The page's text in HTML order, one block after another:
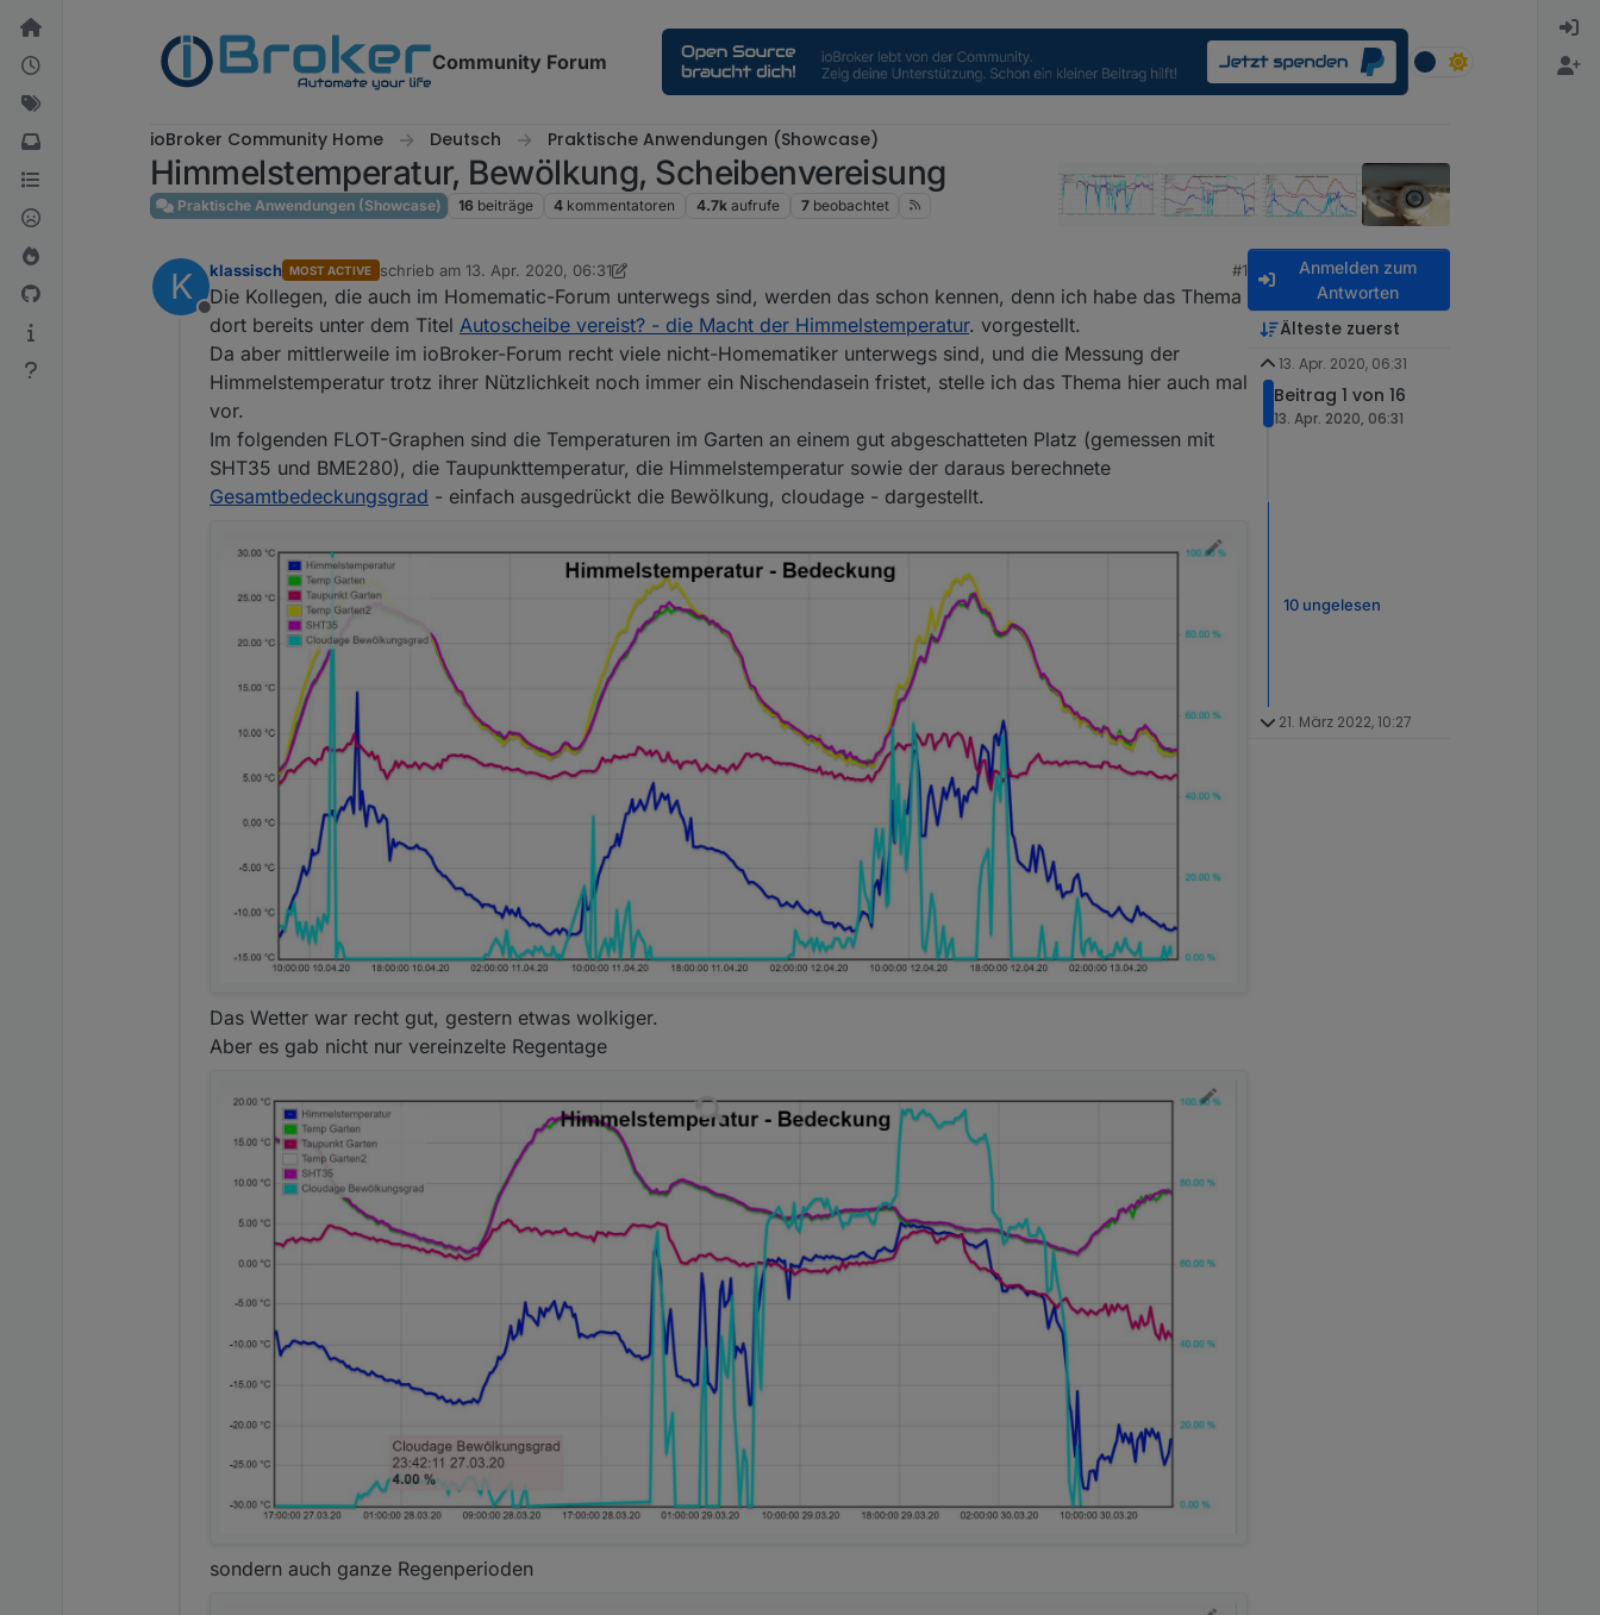
Weiter zum Inhalt
Community Forum
ioBroker Community Home Deutsch Praktische Anwendungen (Showcase)
Himmelstemperatur, Bewölkung, Scheibenvereisung
Praktische Anwendungen (Showcase) 16 beiträge 4 kommentatoren 4.7k aufrufe 7 beobachtet
K
Offline
klassisch MOST ACTIVE schrieb am 13. Apr. 2020, 06:31
zuletzt editiert von klassisch
#1
Die Kollegen, die auch im Homematic-Forum unterwegs sind, werden das schon kennen, denn ich habe das Thema
dort bereits unter dem Titel Autoscheibe vereist? - die Macht der Himmelstemperatur. vorgestellt.
Da aber mittlerweile im ioBroker-Forum recht viele nicht-Homematiker unterwegs sind, und die Messung der
Himmelstemperatur trotz ihrer Nützlichkeit noch immer ein Nischendasein fristet, stelle ich das Thema hier auch mal
vor.
Im folgenden FLOT-Graphen sind die Temperaturen im Garten an einem gut abgeschatteten Platz (gemessen mit
SHT35 und BME280), die Taupunkttemperatur, die Himmelstemperatur sowie der daraus berechnete
Gesamtbedeckungsgrad - einfach ausgedrückt die Bewölkung, cloudage - dargestellt.
Das Wetter war recht gut, gestern etwas wolkiger.
Aber es gab nicht nur vereinzelte Regentage
sondern auch ganze Regenperioden
Anmelden zum
Antworten
Älteste zuerst
13. Apr. 2020, 06:31
Beitrag 1 von 16
13. Apr. 2020, 06:31
10 ungelesen
21. März 2022, 10:27